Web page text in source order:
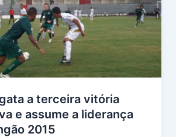
a terceira vitória
e assume a liderança
2015